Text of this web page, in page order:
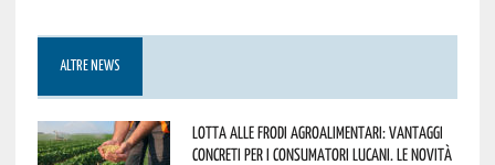
ALTRE NEWS
Lotta alle frodi agroalimentari: vantaggi
concreti per i consumatori lucani. Le novità